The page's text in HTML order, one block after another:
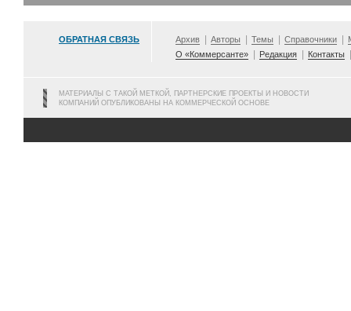
ОБРАТНАЯ СВЯЗЬ Архив Авторы Темы Справочники
О «Коммерсанте»
Редакция Контакты
МАТЕРИАЛЫ С ТАКОЙ МЕТКОЙ, ПАРТНЕРСКИЕ ПРОЕКТЫ И НОВОСТИ
КОМПАНИЙ ОПУБЛИКОВАНЫ НА КОММЕРЧЕСКОЙ ОСНОВЕ